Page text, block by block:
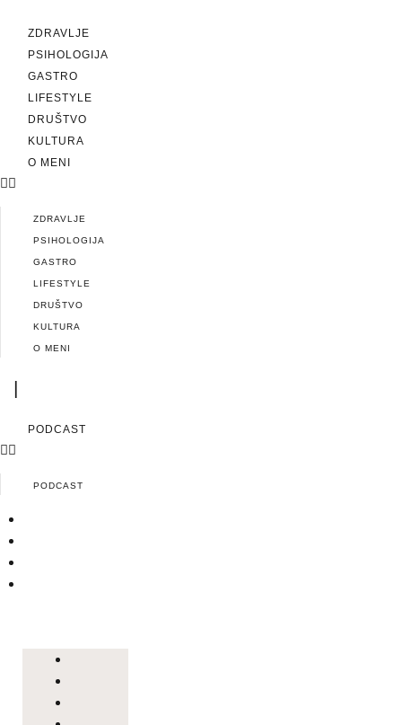
ZDRAVLJE
PSIHOLOGIJA
GASTRO
LIFESTYLE
DRUŠTVO
KULTURA
O MENI
ZDRAVLJE
PSIHOLOGIJA
GASTRO
LIFESTYLE
DRUŠTVO
KULTURA
O MENI
|
PODCAST
PODCAST